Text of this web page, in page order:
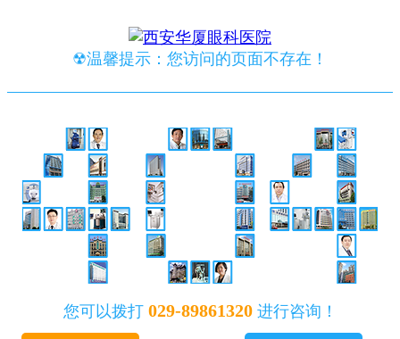
☢温馨提示：您访问的页面不存在！
您可以拨打 029-89861320进行咨询！